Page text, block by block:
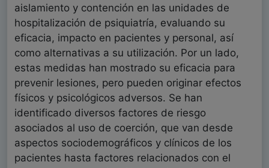
aislamiento y contención en las unidades de
hospitalización de psiquiatría, evaluando su
eficacia, impacto en pacientes y personal, así
como alternativas a su utilización. Por un lado,
estas medidas han mostrado su eficacia para
prevenir lesiones, pero pueden originar efectos
físicos y psicológicos adversos. Se han
identificado diversos factores de riesgo
asociados al uso de coerción, que van desde
aspectos sociodemográficos y clínicos de los
pacientes hasta factores relacionados con el